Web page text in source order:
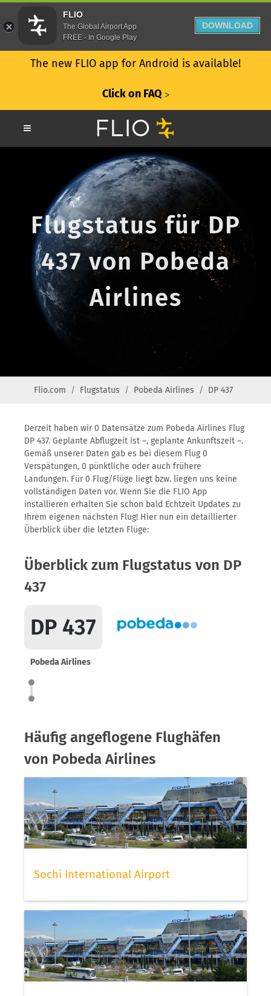
The new FLIO app for Android is available!
Click on FAQ ᐳ
Flugstatus für DP
437 von Pobeda
Airlines
Flio.com Flugstatus Pobeda Airlines DP 437
Derzeit haben wir 0 Datensätze zum Pobeda Airlines Flug
DP 437. Geplante Abflugzeit ist –, geplante Ankunftszeit –.
Gemäß unserer Daten gab es bei diesem Flug 0
Verspätungen, 0 pünktliche oder auch frühere
Landungen. Für 0 Flug/Flüge liegt bzw. liegen uns keine
vollständigen Daten vor. Wenn Sie die FLIO App
installieren erhalten Sie schon bald Echtzeit Updates zu
Ihrem eigenen nächsten Flug! Hier nun ein detaillierter
Überblick über die letzten Flüge:
Überblick zum Flugstatus von DP
437
DP 437
Pobeda Airlines
Häufig angeflogene Flughäfen
von Pobeda Airlines
Sochi International Airport
FLIO
The Global Airport App
FREE - In Google Play
DOWNLOAD